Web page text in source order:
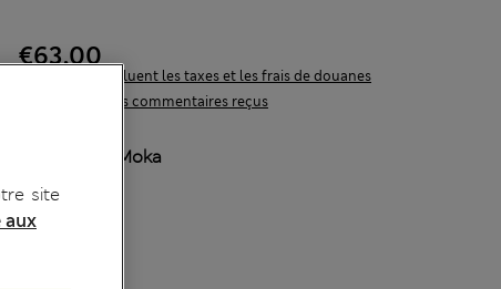
33 les commentaires reçus
€63,00
Tous les prix incluent les taxes et les frais de douanes
Moka
Épuisé
site